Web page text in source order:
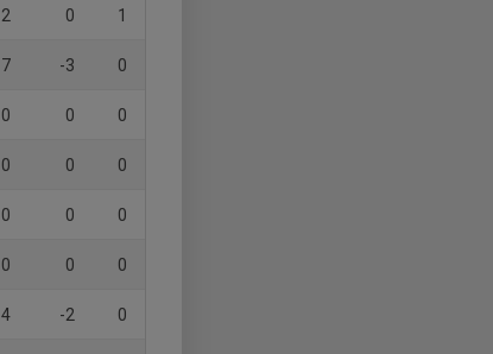
2 0 1
7 -3 0
0 0 0
0 0 0
0 0 0
0 0 0
4 -2 0